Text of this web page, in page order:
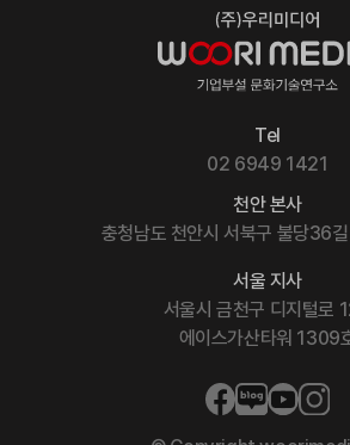
천안 본사
충청남도 천안시 서북구 불당36
Tel
02 6949 1421
서울 지사
서울시 금천구 디지털로
에이스가산타워 1309